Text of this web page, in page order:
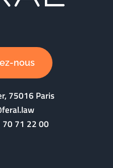
nous
75016 Paris
71 22 00